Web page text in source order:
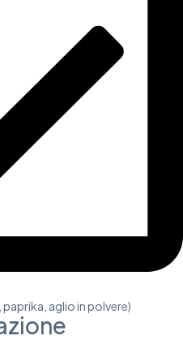
aglio in polvere)